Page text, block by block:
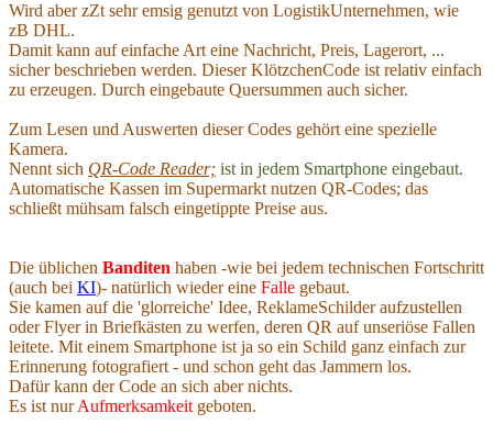
Wird aber zZt sehr emsig genutzt von LogistikUnternehmen, wie
zB DHL.
Damit kann auf einfache Art eine Nachricht, Preis, Lagerort, ...
sicher beschrieben werden. Dieser KlötzchenCode ist relativ einfach
zu erzeugen. Durch eingebaute Quersummen auch sicher.
Zum Lesen und Auswerten dieser Codes gehört eine spezielle
Kamera.
Nennt sich QR-Code Reader; ist in jedem Smartphone eingebaut.
Automatische Kassen im Supermarkt nutzen QR-Codes; das
schließt mühsam falsch eingetippte Preise aus.
Die üblichen Banditen haben -wie bei jedem technischen Fortschritt
(auch bei KI)- natürlich wieder eine Falle gebaut.
Sie kamen auf die 'glorreiche' Idee, ReklameSchilder aufzustellen
oder Flyer in Briefkästen zu werfen, deren QR auf unseriöse Fallen
leitete. Mit einem Smartphone ist ja so ein Schild ganz einfach zur
Erinnerung fotografiert - und schon geht das Jammern los.
Dafür kann der Code an sich aber nichts.
Es ist nurAufmerksamkeit geboten.